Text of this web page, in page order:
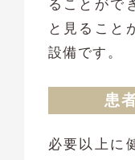
ることがで
と見ること
設備です。
患
必要以上に